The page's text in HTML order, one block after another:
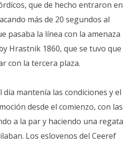
que de hecho entraron en
más de 20 segundos al
pasaba la línea con la amenaza
Hrastnik 1860, que se tuvo que
con la tercera plaza.
mantenía las condiciones y el
desde el comienzo, con las
a la par y haciendo una regata
Los eslovenos del Ceeref